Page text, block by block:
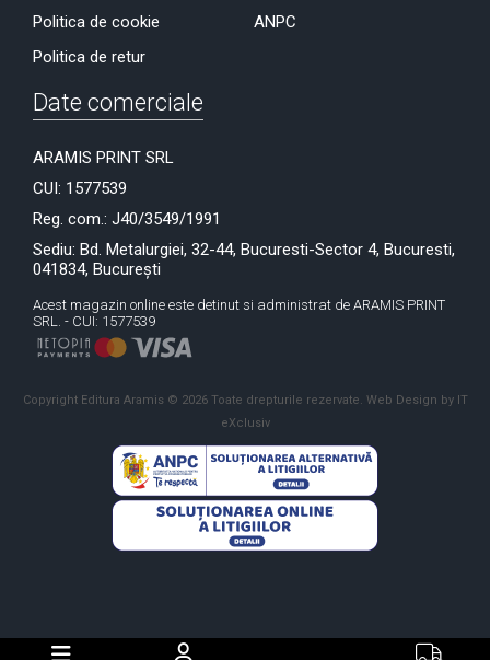
Politica de cookie
Politica de retur
ANPC
Date comerciale
ARAMIS PRINT SRL
CUI: 1577539
Reg. com.: J40/3549/1991
Sediu: Bd. Metalurgiei, 32-44, Bucuresti-Sector 4, Bucuresti,
041834, București
Acest magazin online este detinut si administrat de ARAMIS PRINT
SRL. - CUI: 1577539
Copyright Editura Aramis © 2026 Toate drepturile rezervate. Web Design by IT
eXclusiv